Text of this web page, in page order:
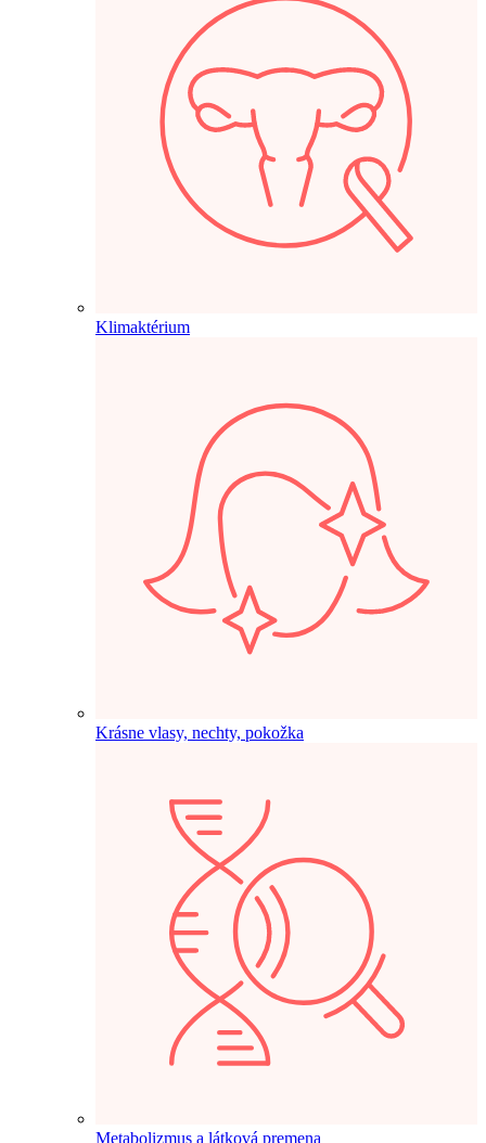
Klimaktérium
Krásne vlasy, nechty, pokožka
Metabolizmus a látková premena